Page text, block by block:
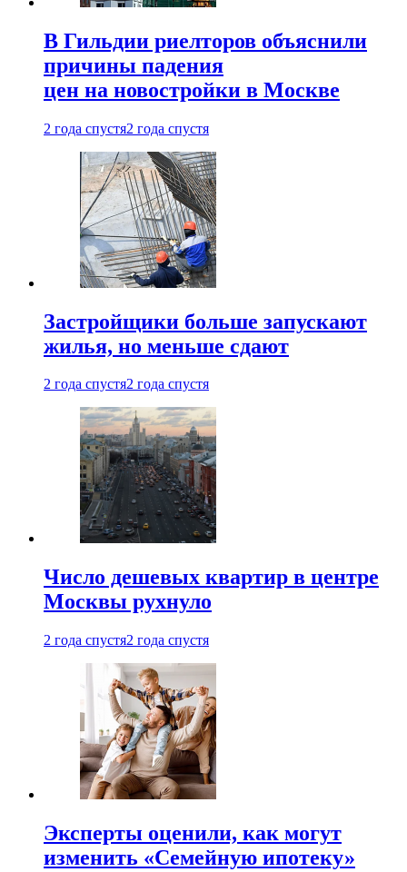
В Гильдии риелторов объяснили
причины падения
цен на новостройки в Москве
2 года спустя2 года спустя
Застройщики больше запускают
жилья, но меньше сдают
2 года спустя2 года спустя
Число дешевых квартир в центре
Москвы рухнуло
2 года спустя2 года спустя
Эксперты оценили, как могут
изменить «Семейную ипотеку»